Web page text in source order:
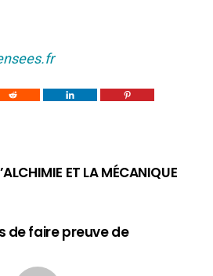
ET LA MÉCANIQUE
de faire preuve de